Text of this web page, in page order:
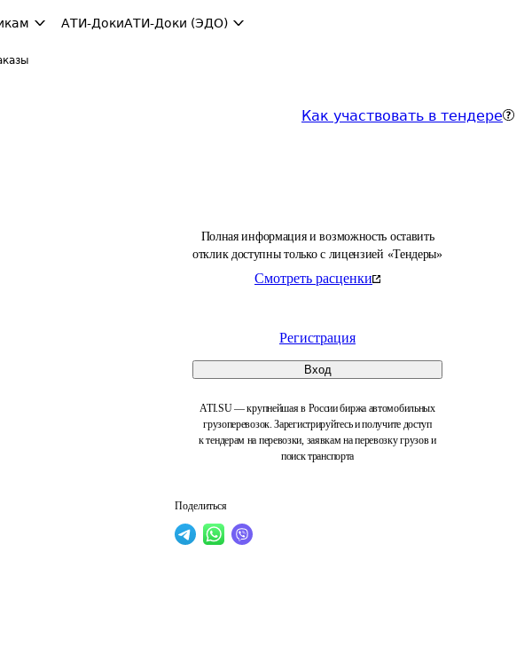
АТИ-ДокиАТИ-Доки (ЭДО)
Как участвовать в тендере
Полная информация и возможность оставить
отклик доступны только с лицензией «Тендеры»
Смотреть расценки
Регистрация
Вход
ATI.SU — крупнейшая в России биржа автомобильных
грузоперевозок. Зарегистрируйтесь и получите доступ
к тендерам на перевозки, заявкам на перевозку грузов и
поиск транспорта
Поделиться